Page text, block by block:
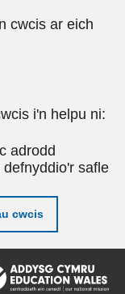
cwcis ar eich
i'n helpu ni:
adrodd
safle
cwcis